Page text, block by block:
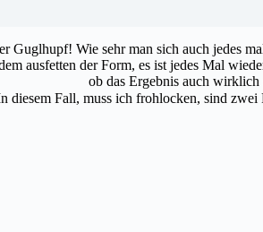
Guglhupf! Wie sehr man sich auch jedes
ausfetten der Form, es ist jedes Mal
ob das Ergebnis auch wirklich
diesem Fall, muss ich frohlocken, sind